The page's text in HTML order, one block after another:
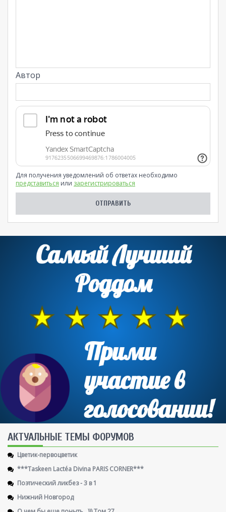
Автор
Для получения уведомлений об ответах необходимо
представиться или зарегистрироваться
AКТУАЛЬНЫЕ ТЕМЫ ФОРУМОВ
Цветик-первоцветик
***Taskeen Lactéa Divina PARIS CORNER***
Поэтический ликбез - 3 в 1
Нижний Новгород